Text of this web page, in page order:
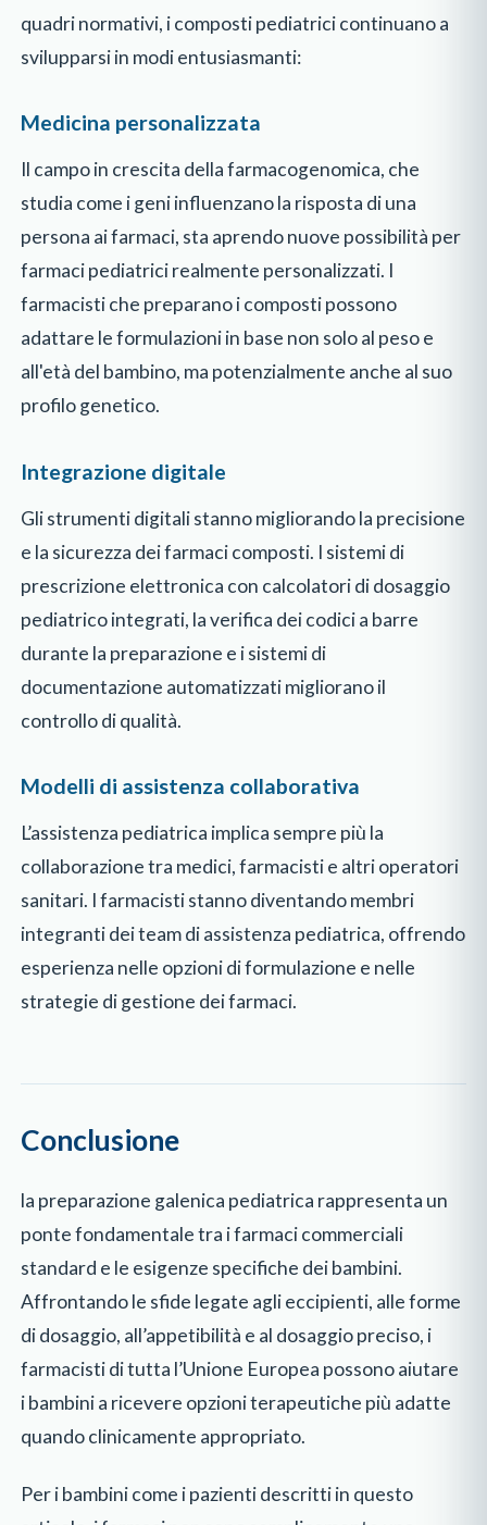
quadri normativi, i composti pediatrici continuano a
svilupparsi in modi entusiasmanti:
Medicina personalizzata
Il campo in crescita della farmacogenomica, che
studia come i geni influenzano la risposta di una
persona ai farmaci, sta aprendo nuove possibilità per
farmaci pediatrici realmente personalizzati. I
farmacisti che preparano i composti possono
adattare le formulazioni in base non solo al peso e
all'età del bambino, ma potenzialmente anche al suo
profilo genetico.
Integrazione digitale
Gli strumenti digitali stanno migliorando la precisione
e la sicurezza dei farmaci composti. I sistemi di
prescrizione elettronica con calcolatori di dosaggio
pediatrico integrati, la verifica dei codici a barre
durante la preparazione e i sistemi di
documentazione automatizzati migliorano il
controllo di qualità.
Modelli di assistenza collaborativa
L’assistenza pediatrica implica sempre più la
collaborazione tra medici, farmacisti e altri operatori
sanitari. I farmacisti stanno diventando membri
integranti dei team di assistenza pediatrica, offrendo
esperienza nelle opzioni di formulazione e nelle
strategie di gestione dei farmaci.
Conclusione
la preparazione galenica pediatrica rappresenta un
ponte fondamentale tra i farmaci commerciali
standard e le esigenze specifiche dei bambini.
Affrontando le sfide legate agli eccipienti, alle forme
di dosaggio, all’appetibilità e al dosaggio preciso, i
farmacisti di tutta l’Unione Europea possono aiutare
i bambini a ricevere opzioni terapeutiche più adatte
quando clinicamente appropriato.
Per i bambini come i pazienti descritti in questo